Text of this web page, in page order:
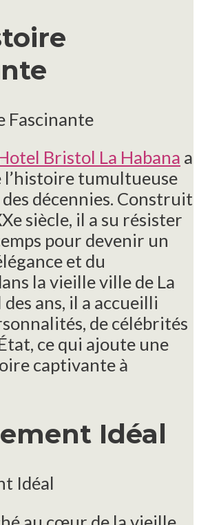
Bristol La Habana a
l’histoire tumultueuse
décennies. Construit
siècle, il a su résister
pour devenir un
et du
la vieille ville de La
ans, il a accueilli
de célébrités
ce qui ajoute une
captivante à
Idéal